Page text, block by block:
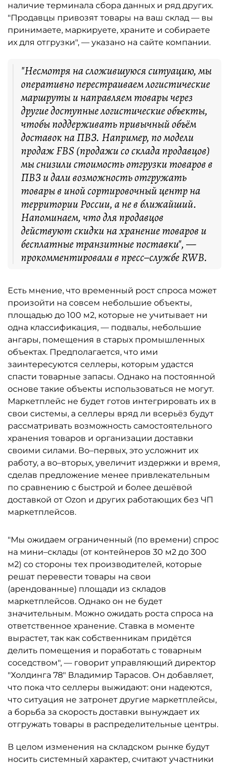
наличие терминала сбора данных и ряд других.
"Продавцы привозят товары на ваш склад — вы
принимаете, маркируете, храните и собираете
их для отгрузки", — указано на сайте компании.
"Несмотря на сложившуюся ситуацию, мы
оперативно перестраиваем логистические
маршруты и направляем товары через
другие доступные логистические объекты,
чтобы поддерживать привычный объём
доставок на ПВЗ. Например, по модели
продаж FBS (продажи со склада продавцов)
мы снизили стоимость отгрузки товаров в
ПВЗ и дали возможность отгружать
товары в иной сортировочный центр на
территории России, а не в ближайший.
Напоминаем, что для продавцов
действуют скидки на хранение товаров и
бесплатные транзитные поставки", —
прокомментировали в пресс–службе RWB.
Есть мнение, что временный рост спроса может
произойти на совсем небольшие объекты,
площадью до 100 м2, которые не учитывает ни
одна классификация, — подвалы, небольшие
ангары, помещения в старых промышленных
объектах. Предполагается, что ими
заинтересуются селлеры, которым удастся
спасти товарные запасы. Однако на постоянной
основе такие объекты использоваться не могут.
Маркетплейс не будет готов интегрировать их в
свои системы, а селлеры вряд ли всерьёз будут
рассматривать возможность самостоятельного
хранения товаров и организации доставки
своими силами. Во–первых, это усложнит их
работу, а во–вторых, увеличит издержки и время,
сделав предложение менее привлекательным
по сравнению с быстрой и более дешёвой
доставкой от Ozon и других работающих без ЧП
маркетплейсов.
"Мы ожидаем ограниченный (по времени) спрос
на мини–склады (от контейнеров 30 м2 до 300
м2) со стороны тех производителей, которые
решат перевести товары на свои
(арендованные) площади из складов
маркетплейсов. Однако он не будет
значительным. Можно ожидать роста спроса на
ответственное хранение. Ставка в моменте
вырастет, так как собственникам придётся
делить помещения и поработать с товарным
соседством", — говорит управляющий директор
"Холдинга 78" Владимир Тарасов. Он добавляет,
что пока что селлеры выжидают: они надеются,
что ситуация не затронет другие маркетплейсы,
а борьба за скорость доставки вынуждает их
отгружать товары в распределительные центры.
В целом изменения на складском рынке будут
носить системный характер, считают участники